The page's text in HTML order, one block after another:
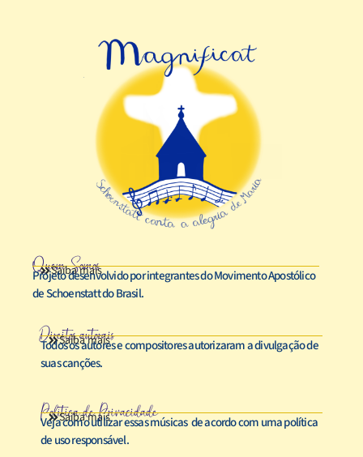
Quem Somos
Saiba mais
Projeto desenvolvido por integrantes do Movimento Apostólico
de Schoenstatt do Brasil.
Direitos autorais
Saiba mais
Todos os autores e compositores autorizaram a divulgação de
suas canções.
Política de Privacidade
Saiba mais
Veja como utilizar essas músicas de acordo com uma política
de uso responsável.